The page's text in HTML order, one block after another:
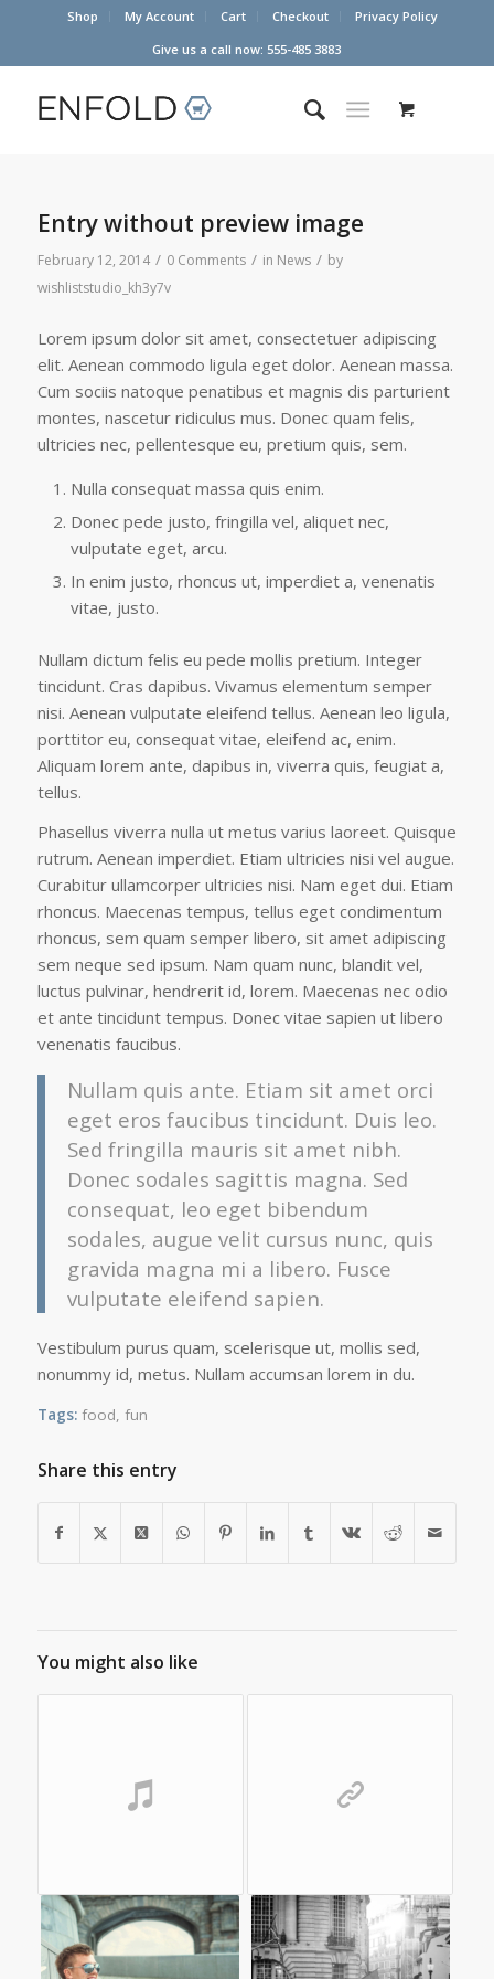
Shop My Account Cart Checkout
Privacy Policy
Give us a call now: 555-485 3883
Entry without preview image
February 12, 2014 / 0 Comments / in News / by
wishliststudio_kh3y7v
Lorem ipsum dolor sit amet, consectetuer adipiscing
elit. Aenean commodo ligula eget dolor. Aenean massa.
Cum sociis natoque penatibus et magnis dis parturient
montes, nascetur ridiculus mus. Donec quam felis,
ultricies nec, pellentesque eu, pretium quis, sem.
Nulla consequat massa quis enim.
Donec pede justo, fringilla vel, aliquet nec,
vulputate eget, arcu.
In enim justo, rhoncus ut, imperdiet a, venenatis
vitae, justo.
Nullam dictum felis eu pede mollis pretium. Integer
tincidunt. Cras dapibus. Vivamus elementum semper
nisi. Aenean vulputate eleifend tellus. Aenean leo ligula,
porttitor eu, consequat vitae, eleifend ac, enim.
Aliquam lorem ante, dapibus in, viverra quis, feugiat a,
tellus.
Phasellus viverra nulla ut metus varius laoreet. Quisque
rutrum. Aenean imperdiet. Etiam ultricies nisi vel augue.
Curabitur ullamcorper ultricies nisi. Nam eget dui. Etiam
rhoncus. Maecenas tempus, tellus eget condimentum
rhoncus, sem quam semper libero, sit amet adipiscing
sem neque sed ipsum. Nam quam nunc, blandit vel,
luctus pulvinar, hendrerit id, lorem. Maecenas nec odio
et ante tincidunt tempus. Donec vitae sapien ut libero
venenatis faucibus.
Nullam quis ante. Etiam sit amet orci
eget eros faucibus tincidunt. Duis leo.
Sed fringilla mauris sit amet nibh.
Donec sodales sagittis magna. Sed
consequat, leo eget bibendum
sodales, augue velit cursus nunc, quis
gravida magna mi a libero. Fusce
vulputate eleifend sapien.
Vestibulum purus quam, scelerisque ut, mollis sed,
nonummy id, metus. Nullam accumsan lorem in du.
Tags: food, fun
Share this entry
You might also like